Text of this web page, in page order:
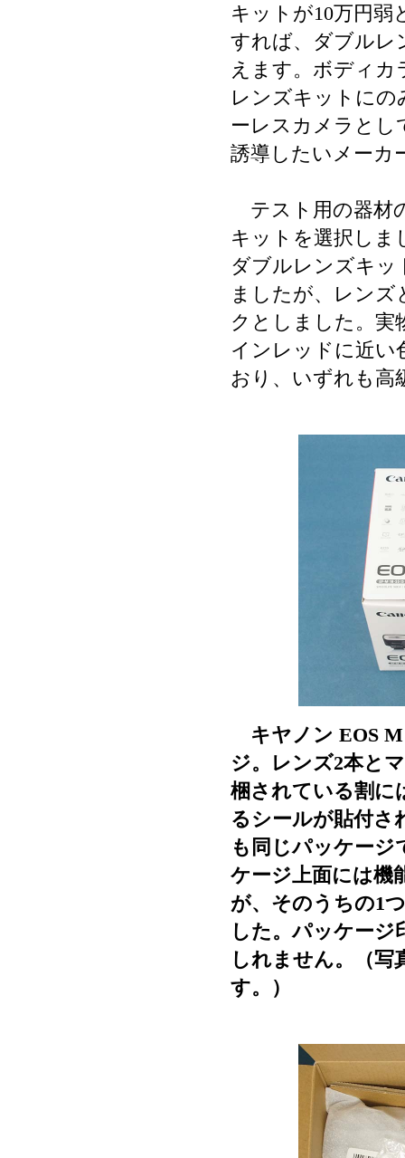
キットが10万円弱
すれば、ダブルレ
えます。ボディ
レンズキットに
ーレスカメラとし
誘導したいメーカ
テスト用の器材
キットを選択しま
ダブルレンズキ
ましたが、レン
クとしました。実
インレッドに近い
おり、いずれも高
キヤノン EOS
ジ。レンズ2本と
梱されている割に
るシールが貼付さ
も同じパッケー
ケージ上面には機
が、そのうちの1
した。パッケージ
しれません。（写
す。）